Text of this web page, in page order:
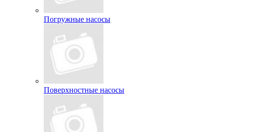
Погружные насосы
Поверхностные насосы